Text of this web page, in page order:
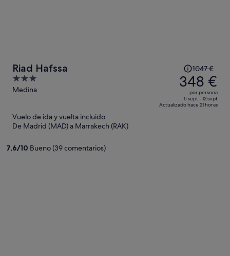
Riad Hafssa
3
out
Medina
El
precio
era
de
1047 €,
1047 €
348 €
por persona
5 sept - 12 sept
Actualizado hace 21 horas
Vuelo de ida y vuelta incluido
De Madrid (MAD) a Marrakech (RAK)
7,6/10 Bueno (39 comentarios)